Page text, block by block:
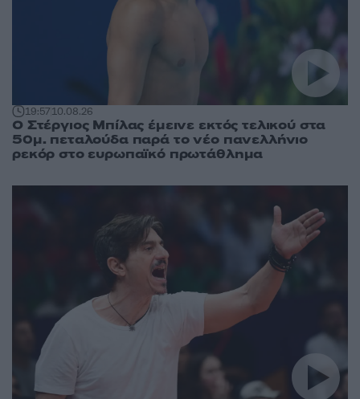
19:5710.08.26
Ο Στέργιος Μπίλας έμεινε εκτός τελικού στα
50μ. πεταλούδα παρά το νέο πανελλήνιο
ρεκόρ στο ευρωπαϊκό πρωτάθλημα